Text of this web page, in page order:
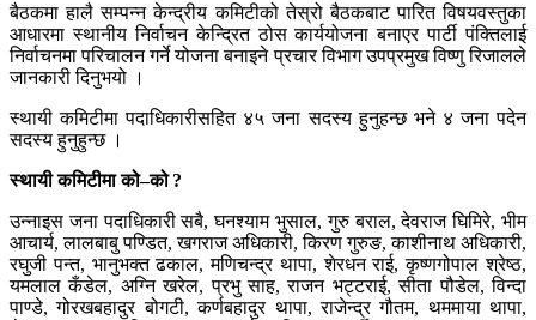
बैठकमा हालै सम्पन्न केन्द्रीय कमिटीको तेस्रो बैठकबाट पारित विषयवस्तुका
आधारमा स्थानीय निर्वाचन केन्द्रित ठोस कार्ययोजना बनाएर पार्टी पंक्तिलाई
निर्वाचनमा परिचालन गर्ने योजना बनाइने प्रचार विभाग उपप्रमुख विष्णु रिजालले
जानकारी दिनुभयो ।
स्थायी कमिटीमा पदाधिकारीसहित ४५ जना सदस्य हुनुहन्छ भने ४ जना पदेन
सदस्य हुनुहुन्छ ।
स्थायी कमिटीमा को–को ?
उन्नाइस जना पदाधिकारी सबै, घनश्याम भुसाल, गुरु बराल, देवराज घिमिरे, भीम
आचार्य, लालबाबु पण्डित, खगराज अधिकारी, किरण गुरुङ, काशीनाथ अधिकारी,
रघुजी पन्त, भानुभक्त ढकाल, मणिचन्द्र थापा, शेरधन राई, कृष्णगोपाल श्रेष्ठ,
यमलाल कँडेल, अग्नि खरेल, प्रभु साह, राजन भट्टराई, सीता पौडेल, विन्दा
पाण्डे, गोरखबहादुर बोगटी, कर्णबहादुर थापा, राजेन्द्र गौतम, थममाया थापा,